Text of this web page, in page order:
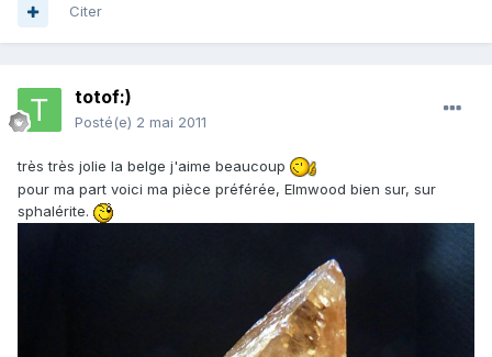
Citer
totof:)
Posté(e) 2 mai 2011
très très jolie la belge j'aime beaucoup
pour ma part voici ma pièce préférée, Elmwood bien sur, sur
sphalérite.